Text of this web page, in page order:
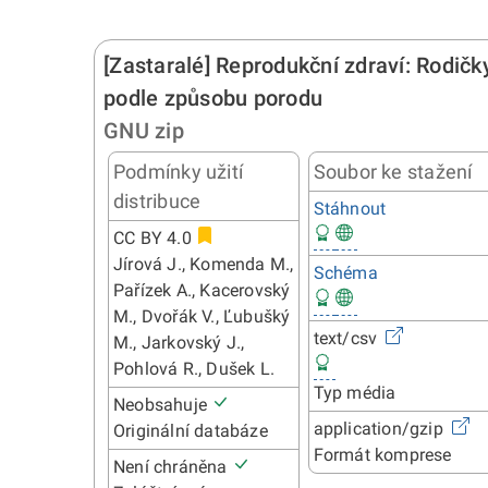
[Zastaralé] Reprodukční zdraví:
podle způsobu porodu
GNU zip
Podmínky užití
distribuce
CC BY 4.0
Jírová J., Komenda M.,
Pařízek A., Kacerovský
M., Dvořák V., Ľubušký
M., Jarkovský J.,
Pohlová R., Dušek L.
Neobsahuje
Originální databáze
Není chráněna
Soubor ke stažení
Stáhnout
Schéma
text/csv
Typ média
application/gzip
Formát komprese